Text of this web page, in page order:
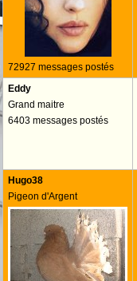
72927 messages postés
Eddy
Grand maitre
6403 messages postés
Hugo38
Pigeon d'Argent